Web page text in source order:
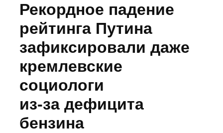
Рекордное падение
рейтинга Путина
зафиксировали даже
кремлевские
социологи
из‑за дефицита
бензина